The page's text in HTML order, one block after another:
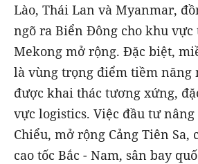
Lào, Thái Lan và Myanmar,
ngõ ra Biển Đông cho khu vực
Mekong mở rộng. Đặc biệt,
là vùng trọng điểm tiềm năng
được khai thác tương xứng,
vực logistics. Việc đầu tư nâng
Chiểu, mở rộng Cảng Tiên Sa,
cao tốc Bắc - Nam, sân bay